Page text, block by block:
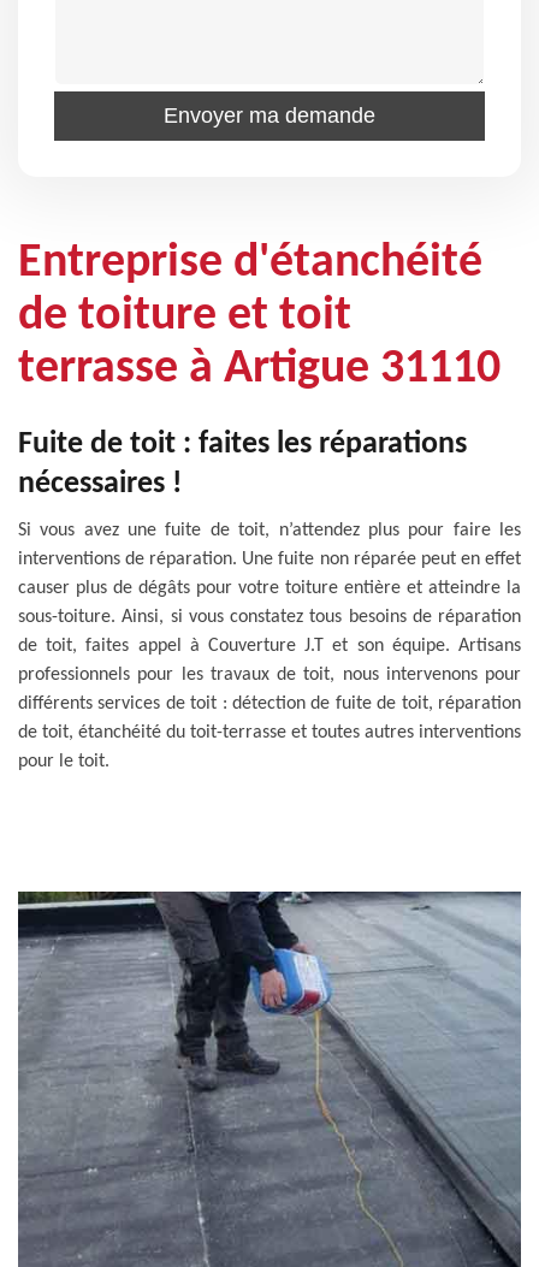
Entreprise d'étanchéité
de toiture et toit
terrasse à Artigue 31110
Fuite de toit : faites les réparations
nécessaires !
Si vous avez une fuite de toit, n’attendez plus pour faire les
interventions de réparation. Une fuite non réparée peut en effet
causer plus de dégâts pour votre toiture entière et atteindre la
sous-toiture. Ainsi, si vous constatez tous besoins de réparation
de toit, faites appel à Couverture J.T et son équipe. Artisans
professionnels pour les travaux de toit, nous intervenons pour
différents services de toit : détection de fuite de toit, réparation
de toit, étanchéité du toit-terrasse et toutes autres interventions
pour le toit.